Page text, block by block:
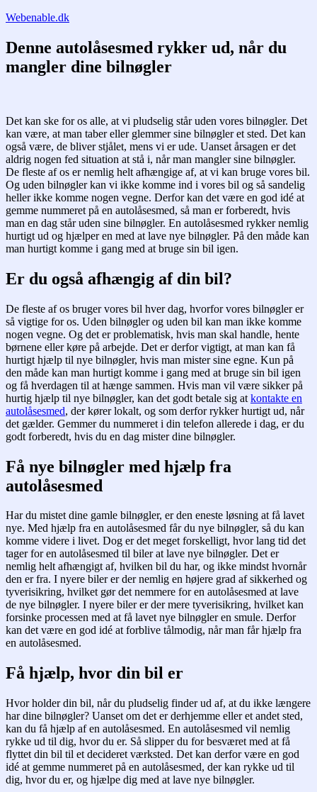
Fortsæt
indhold
Webenable.dk
Denne autolåsesmed rykker ud, når du
mangler dine bilnøgler
Det kan ske for os alle, at vi pludselig står uden vores bilnøgler. Det
kan være, at man taber eller glemmer sine bilnøgler et sted. Det kan
også være, de bliver stjålet, mens vi er ude. Uanset årsagen er det
aldrig nogen fed situation at stå i, når man mangler sine bilnøgler.
De fleste af os er nemlig helt afhængige af, at vi kan bruge vores bil.
Og uden bilnøgler kan vi ikke komme ind i vores bil og så sandelig
heller ikke komme nogen vegne. Derfor kan det være en god idé at
gemme nummeret på en autolåsesmed, så man er forberedt, hvis
man en dag står uden sine bilnøgler. En autolåsesmed rykker nemlig
hurtigt ud og hjælper en med at lave nye bilnøgler. På den måde kan
man hurtigt komme i gang med at bruge sin bil igen.
Er du også afhængig af din bil?
De fleste af os bruger vores bil hver dag, hvorfor vores bilnøgler er
så vigtige for os. Uden bilnøgler og uden bil kan man ikke komme
nogen vegne. Og det er problematisk, hvis man skal handle, hente
børnene eller køre på arbejde. Det er derfor vigtigt, at man kan få
hurtigt hjælp til nye bilnøgler, hvis man mister sine egne. Kun på
den måde kan man hurtigt komme i gang med at bruge sin bil igen
og få hverdagen til at hænge sammen. Hvis man vil være sikker på
hurtig hjælp til nye bilnøgler, kan det godt betale sig at kontakte en
autolåsesmed, der kører lokalt, og som derfor rykker hurtigt ud, når
det gælder. Gemmer du nummeret i din telefon allerede i dag, er du
godt forberedt, hvis du en dag mister dine bilnøgler.
Få nye bilnøgler med hjælp fra
autolåsesmed
Har du mistet dine gamle bilnøgler, er den eneste løsning at få lavet
nye. Med hjælp fra en autolåsesmed får du nye bilnøgler, så du kan
komme videre i livet. Dog er det meget forskelligt, hvor lang tid det
tager for en autolåsesmed til biler at lave nye bilnøgler. Det er
nemlig helt afhængigt af, hvilken bil du har, og ikke mindst hvornår
den er fra. I nyere biler er der nemlig en højere grad af sikkerhed og
tyverisikring, hvilket gør det nemmere for en autolåsesmed at lave
de nye bilnøgler. I nyere biler er der mere tyverisikring, hvilket kan
forsinke processen med at få lavet nye bilnøgler en smule. Derfor
kan det være en god idé at forblive tålmodig, når man får hjælp fra
en autolåsesmed.
Få hjælp, hvor din bil er
Hvor holder din bil, når du pludselig finder ud af, at du ikke længere
har dine bilnøgler? Uanset om det er derhjemme eller et andet sted,
kan du få hjælp af en autolåsesmed. En autolåsesmed vil nemlig
rykke ud til dig, hvor du er. Så slipper du for besværet med at få
flyttet din bil til et decideret værksted. Det kan derfor være en god
idé at gemme nummeret på en autolåsesmed, der kan rykke ud til
dig, hvor du er, og hjælpe dig med at lave nye bilnøgler.